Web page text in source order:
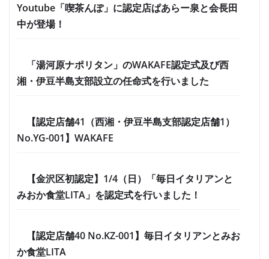
Youtube「喫茶んぽ」に認定店ぱあらー泉と会長田
中が登場！
「湯河原ナポリタン」のWAKAFE認定式及び西
湘・伊豆半島支部設立の任命式を行いました
【認定店舗41（西湘・伊豆半島支部認定店舗1）
No.YG-001】WAKAFE
【金沢区初認定】1/4（日）「毎日イタリアンと
みおか食堂LITA」を認定式を行いました！
【認定店舗40 No.KZ-001】毎日イタリアンとみお
か食堂LITA